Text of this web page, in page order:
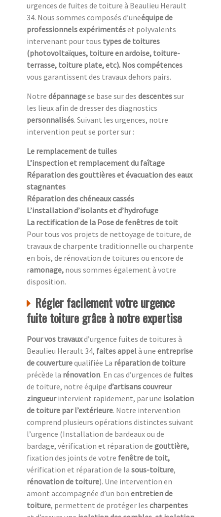
urgences de fuites de toiture à Beaulieu Herault
34. Nous sommes composés d’uneéquipe de
professionnels expérimentéset polyvalents
intervenant pour tous types de toitures
(photovoltaïques, toiture en ardoise, toiture-
terrasse, toiture plate, etc). Nos compétences
vous garantissent des travaux dehors pairs.
Notre dépannagese base sur des descentessur
les lieux afin de dresser des diagnostics
personnalisés. Suivant les urgences, notre
intervention peut se porter sur :
Le remplacement de tuiles
L’inspection et remplacement du faîtage
Réparation des gouttières et évacuation des eaux
stagnantes
Réparation des chéneaux cassés
L’installation d’isolants et d’hydrofuge
La rectification de la Pose de fenêtres de toit
Pour tous vos projets de nettoyage de toiture, de
travaux de charpente traditionnelle ou charpente
en bois, de rénovation de toitures ou encore de
ramonage, nous sommes également à votre
disposition.
Régler facilement votre urgence
fuite toiture grâce à notre expertise
Pour vos travauxd’urgence fuites de toitures à
Beaulieu Herault 34, faites appelà une entreprise
de couverturequalifiée La réparation de toiture
précède la rénovation. En cas d’urgences de fuites
de toiture, notre équipe d’artisans couvreur
zingueurintervient rapidement, par une isolation
de toiture par l’extérieure. Notre intervention
comprend plusieurs opérations distinctes suivant
l’urgence (Installation de bardeaux ou de
bardage, vérification et réparation de gouttière,
fixation des joints de votre fenêtre de toit,
vérification et réparation de la sous-toiture,
rénovation de toiture). Une intervention en
amont accompagnée d’un bon entretien de
toiture, permettent de protéger les charpentes